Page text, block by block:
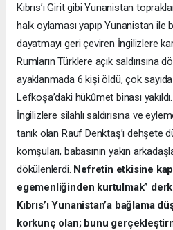
Kıbrıs’ı Girit gibi Yunanistan
halk oylaması yapıp Yunanistan ile
dayatmayı geri çeviren İngilizlere
Rumların Türklere açık saldırısına
ayaklanmada 6 kişi öldü, çok sayıda
Lefkoşa’daki hükûmet binası
İngilizlere silahlı saldırısına ve
tanık olan Rauf Denktaş’ı dehşete
komşuları, babasının yakın
dökülenlerdi. Nefretin etkisine
egemenliğinden kurtulmak”
Kıbrıs’ı Yunanistan’a bağlama
korkunç olan; bunu